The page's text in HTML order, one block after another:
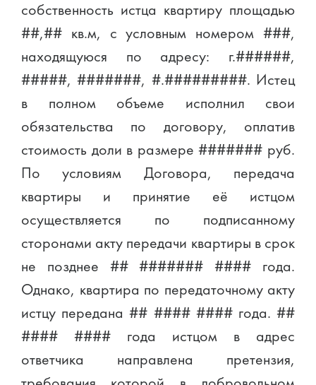
собственность истца квартиру площадью
##,## кв.м, с условным номером ###,
находящуюся по адресу: г.######,
#####, #######, #.#########. Истец
в полном объеме исполнил свои
обязательства по договору, оплатив
стоимость доли в размере ####### руб.
По условиям Договора, передача
квартиры и принятие её истцом
осуществляется по подписанному
сторонами акту передачи квартиры в срок
не позднее ## ####### #### года.
Однако, квартира по передаточному акту
истцу передана ## #### #### года. ##
#### #### года истцом в адрес
ответчика направлена претензия,